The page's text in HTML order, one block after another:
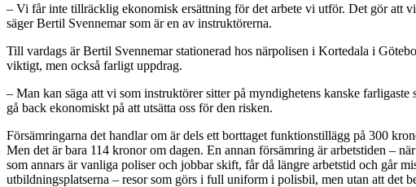
– Vi får inte tillräcklig ekonomisk ersättning för det arbete vi utför. Det gör att
säger Bertil Svennemar som är en av instruktörerna.
Till vardags är Bertil Svennemar stationerad hos närpolisen i Kortedala i
viktigt, men också farligt uppdrag.
– Man kan säga att vi som instruktörer sitter på myndighetens kanske
gå back ekonomiskt på att utsätta oss för den risken.
Försämringarna det handlar om är dels ett borttaget funktionstillägg på 300
Men det är bara 114 kronor om dagen. En annan försämring är arbetstiden –
som annars är vanliga poliser och jobbar skift, får då längre arbetstid och går
utbildningsplatserna – resor som görs i full uniform i polisbil, men utan att det